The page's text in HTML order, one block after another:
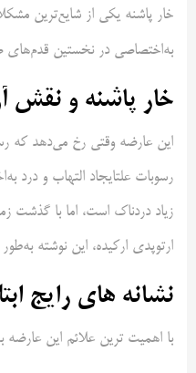
خار پاشنه یکی از شایع‌ترین
به‌اختصاصی در نخستین قدم‌های
خار پاشنه و نقش
این عارضه وقتی رخ می‌دهد که
رسوبات علتایجاد التهاب و درد
زیاد دردناک است، اما با گذشت
ارتوپدی ارکیده، این نوشته
نشانه‌ های رایج
با اهمیت ترین علائم این